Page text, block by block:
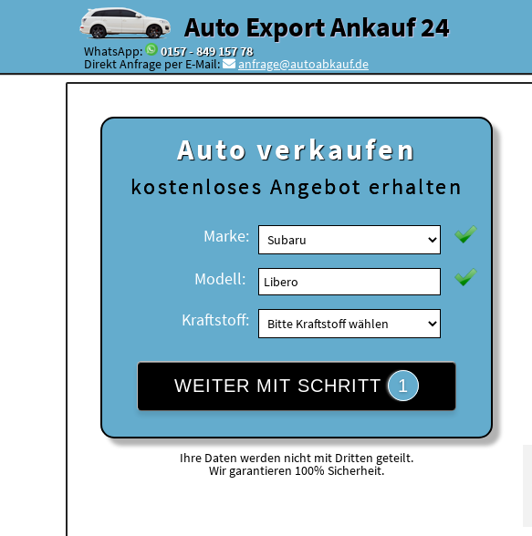
Auto Export Ankauf 24
WhatsApp: 0157 - 849 157 78
Direkt Anfrage per E-Mail: anfrage@autoabkauf.de
Auto verkaufen
kostenloses Angebot erhalten
Marke:
Modell:
Kraftstoff:
WEITER MIT SCHRITT 1
Ihre Daten werden nicht mit Dritten geteilt.
Wir garantieren 100% Sicherheit.